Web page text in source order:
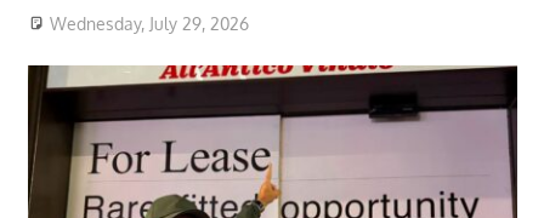
Wednesday, July 29, 2026